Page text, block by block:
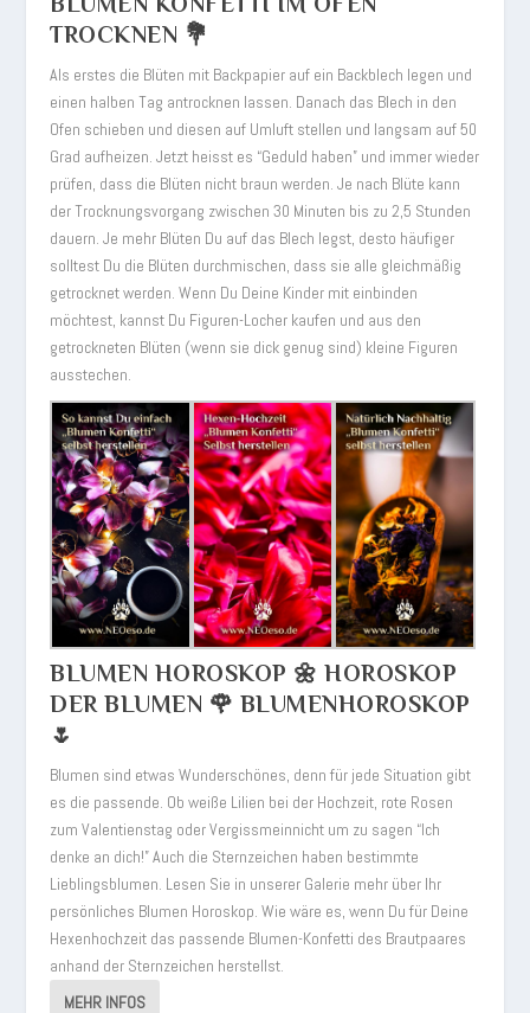
TROCKNEN 💐
Als erstes die Blüten mit Backpapier auf ein Backblech legen und
einen halben Tag antrocknen lassen. Danach das Blech in den
Ofen schieben und diesen auf Umluft stellen und langsam auf 50
Grad aufheizen. Jetzt heisst es “Geduld haben” und immer wieder
prüfen, dass die Blüten nicht braun werden. Je nach Blüte kann
der Trocknungsvorgang zwischen 30 Minuten bis zu 2,5 Stunden
dauern. Je mehr Blüten Du auf das Blech legst, desto häufiger
solltest Du die Blüten durchmischen, dass sie alle gleichmäßig
getrocknet werden. Wenn Du Deine Kinder mit einbinden
möchtest, kannst Du Figuren-Locher kaufen und aus den
getrockneten Blüten (wenn sie dick genug sind) kleine Figuren
ausstechen.
BLUMEN HOROSKOP 🌼 HOROSKOP
DER BLUMEN 🌹 BLUMENHOROSKOP
🌷
Blumen sind etwas Wunderschönes, denn für jede Situation gibt
es die passende. Ob weiße Lilien bei der Hochzeit, rote Rosen
zum Valentienstag oder Vergissmeinnicht um zu sagen “Ich
denke an dich!” Auch die Sternzeichen haben bestimmte
Lieblingsblumen. Lesen Sie in unserer Galerie mehr über Ihr
persönliches Blumen Horoskop. Wie wäre es, wenn Du für Deine
Hexenhochzeit das passende Blumen-Konfetti des Brautpaares
anhand der Sternzeichen herstellst.
MEHR INFOS